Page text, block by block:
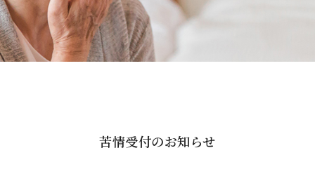
苦情受付のお知らせ